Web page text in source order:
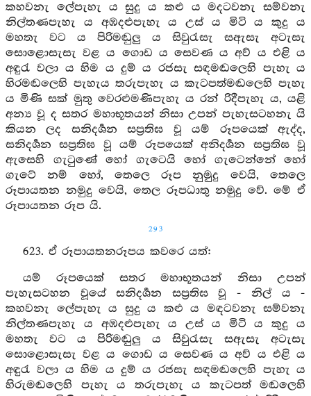
කහවනැ ලේපැහැ ය සුදු ය කළු ය මදටවනැ සම්වනැ
නිල්තණපැහැ ය අඹදළුපැහැ ය උස් ය මිටි ය කුදු ය
මහතැ වට ය පිරිමඬුලු ය සිවුරැසැ සඇසැ අටැසැ
සොළොසැසැ වළ ය ගොඩ ය සෙවණ ය අව් ය එළි ය
අඳුරැ වලා ය හිම ය දුම් ය රජසැ සඳමඬලෙහි පැහැ ය
හිරමඬලෙහි පැහැය තරුපැහැ ය කැටපත්මඬලෙහි පැහැ
ය මිණි සක් මුතු වෙරළුමණිපැහැ ය රන් රිදීපැහැ ය, යළි
අන්‍ය වූ ද සතර මහාභූතයන් නිසා උපන් පැහැසටහනැ යි
කියන ලද සනිදර්‍ශන සප්‍රතිඝ වූ යම් රූපයෙක් ඇද්ද,
සනිදර්‍ශන සප්‍රතිඝ වූ යම් රූපයෙක් අනිදර්‍ශන සප්‍රතිඝ වූ
ඇසෙහි ගැටුණේ හෝ ගැටෙයි හෝ ගැටෙන්නේ හෝ
ගැටේ නම් හෝ, තෙලෙ රූප නුමුදු වෙයි, තෙලෙ
රූපායතන නමුදු වෙයි, තෙල රූපධාතු නමුදු වේ. මේ ඒ
රූපායතන රූප යි.
293
623. ඒ රූපායතනරූපය කවරෙ යත්:
යම් රූපයෙක් සතර මහාභූතයන් නිසා උපන්
පැහැසටහන වූයේ සනිදර්‍ශන සප්‍රතිඝ වූ - නිල් ය -
කහවනැ ලේපැහැ ය සුදු ය කළු ය මඳටවනැ සම්වනැ
නිල්තණපැහැ ය අඹදළුපැහැ ය උස් ය මිටි ය කුදු ය
මහතැ වට ය පිරිමඬුලු ය සිවුරැසැ සඇසැ අටැසැ
සොළොසැසැ වළ ය ගොඩ ය සෙවණ ය අව් ය එළි ය
අඳුරැ වලා ය හිම ය දුම් ය රජසැ සඳමඬලෙහි පැහැ ය
හිරුමඬලෙහි පැහැ ය තරුපැහැ ය කැටපත් මඬලෙහි